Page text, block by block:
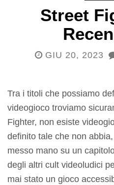
Street
GIU 20, 2023
Tra i titoli che possiamo
videogioco troviamo
Fighter, non esiste
definito tale che non
messo mano su un
degli altri cult videoludici
mai stato un gioco